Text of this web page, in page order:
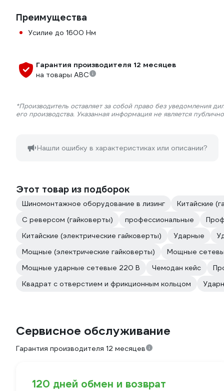
Преимущества
Усилие до 1600 Нм
Гарантия производителя 12 месяцев
на товары ABC
*Производитель оставляет за собой право без уведомления
его производства. Указанная информация не является
Нашли ошибку в характеристиках или описании?
Этот товар из подборок
Шиномонтажное оборудование в лизинг
Китайские
С реверсом (гайковерты)
профессиональные
Китайские (электрические гайковерты)
Ударные
Мощные (электрические гайковерты)
Мощные
Мощные ударные сетевые 220 В
Чемодан кейс
Квадрат с отверстием и фрикционным кольцом
Сервисное обслуживание
Гарантия производителя 12 месяцев
120 дней обмен и возврат